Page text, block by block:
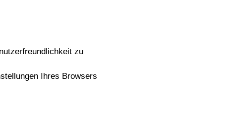
zu
Ihres Browsers